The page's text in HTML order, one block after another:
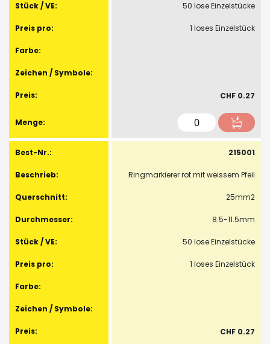
50 lose Einzelstücke
1 loses Einzelstück
CHF 0.27
215001
Ringmarkierer rot mit weissem Pfeil
25mm2
8.5-11.5mm
50 lose Einzelstücke
1 loses Einzelstück
CHF 0.27